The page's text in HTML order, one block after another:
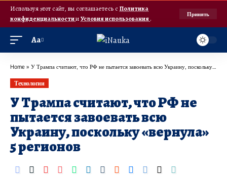
Используя этот сайт, вы соглашаетесь с Политика
конфиденциальностииУсловия использования.
Принять
Аа
Home » У Трампа считают, что РФ не пытается завоевать всю Украину, поскольку «вернула» 5 регионов
Технологии
У Трампа считают, что РФ не
пытается завоевать всю
Украину, поскольку «вернула»
5 регионов